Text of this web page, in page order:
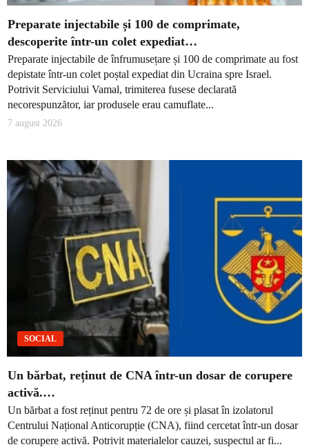
Preparate injectabile și 100 de comprimate,
descoperite într-un colet expediat…
Preparate injectabile de înfrumusețare și 100 de comprimate au fost
depistate într-un colet poștal expediat din Ucraina spre Israel.
Potrivit Serviciului Vamal, trimiterea fusese declarată
necorespunzător, iar produsele erau camuflate...
7 august 2026
SOCIAL
Un bărbat, reținut de CNA într-un dosar de corupere
activă.…
Un bărbat a fost reținut pentru 72 de ore și plasat în izolatorul
Centrului Național Anticorupție (CNA), fiind cercetat într-un dosar
de corupere activă. Potrivit materialelor cauzei, suspectul ar fi...